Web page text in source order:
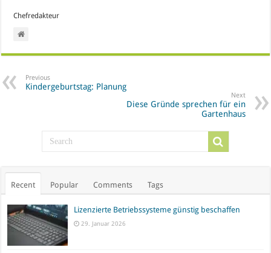
Chefredakteur
Previous
Kindergeburtstag: Planung
Next
Diese Gründe sprechen für ein
Gartenhaus
Recent Popular Comments Tags
Lizenzierte Betriebssysteme günstig beschaffen
29. Januar 2026